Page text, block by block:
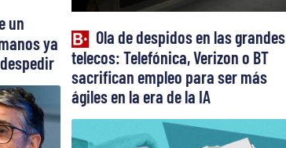
un
ya
Ola de despidos en las grandes
telecos: Telefónica, Verizon o BT
sacrifican empleo para ser más
ágiles en la era de la IA